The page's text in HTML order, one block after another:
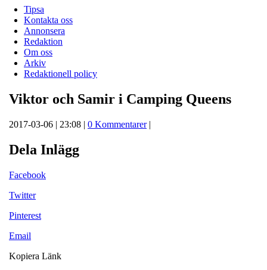
Tipsa
Kontakta oss
Annonsera
Redaktion
Om oss
Arkiv
Redaktionell policy
Viktor och Samir i Camping Queens
2017-03-06 | 23:08 | 0 Kommentarer|
Dela Inlägg
Facebook
Twitter
Pinterest
Email
Kopiera Länk